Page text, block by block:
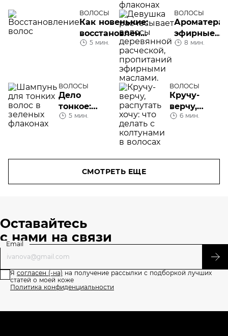
жирными
волосами
ВОЛОСЫ
Как новенькие:
восстановление
волос
5 мин.
ВОЛОСЫ
эфирные
масла для
8 мин.
ВОЛОСЫ
Дело
тонкое:
шампунь
5 мин.
ВОЛОСЫ
Кручу-
верчу,
распутать
в волосах
6 мин.
СМОТРЕТЬ ЕЩЕ
Оставайтесь
с нами на связи
Email
Я согласен (-на) на получение рассылки с подборкой лучших
статей о моей коже
Политика конфиденциальности